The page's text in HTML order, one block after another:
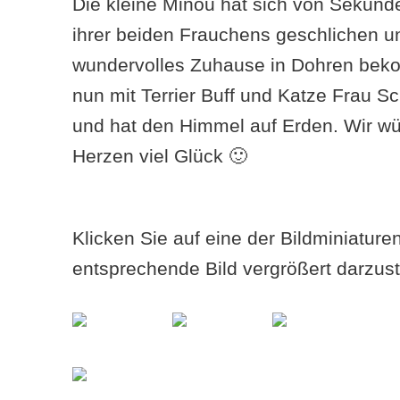
ihrer beiden Frauchens geschlichen
wundervolles Zuhause in Dohren
nun mit Terrier Buff und Katze Frau
und hat den Himmel auf Erden. Wir
Herzen viel Glück 🙂
Klicken Sie auf eine der
entsprechende Bild vergrößert